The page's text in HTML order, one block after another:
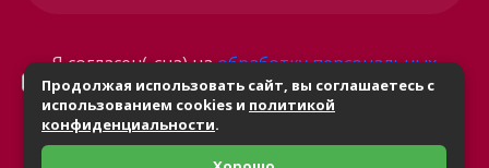
Продолжая использовать сайт, вы соглашаетесь с
использованием cookies и политикой
конфиденциальности.
Я согласен(-сна) наобработку персональных
данных